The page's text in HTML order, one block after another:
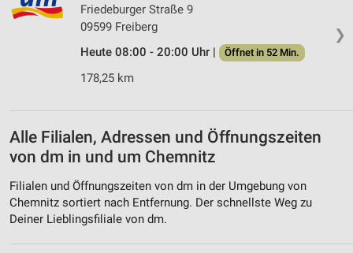
❯
Friedeburger Straße 9
09599 Freiberg
Heute 08:00 - 20:00 Uhr |
Öffnet in 52 Min.
178,25 km
Alle Filialen, Adressen und Öffnungszeiten
von dm in und um Chemnitz
Filialen und Öffnungszeiten von dm in der Umgebung von
Chemnitz sortiert nach Entfernung. Der schnellste Weg zu
Deiner Lieblingsfiliale von dm.
Verwendung reduzierter Daten zur Auswahl von
Werbeanzeigen
Erstellung von Profilen für personalisierte
Erstellung von Profilen zur Personalisierung
von Inhalten
Verwendung von Profilen zur Auswahl
personalisierter Inhalte